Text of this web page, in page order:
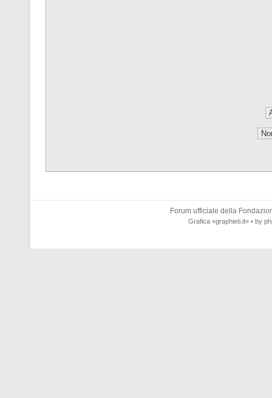
Forum ufficiale della
Grafica «graphieti.it» • by